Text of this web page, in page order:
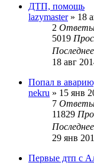
ДТП, помощь
lazymaster» 18
2
5019
18 авг
Попал в
nekru » 15 янв
7
11829
29 янв
Первые дтп с